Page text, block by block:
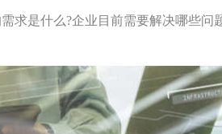
求是什么?企业目前需要解决哪些问